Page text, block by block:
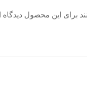
برای این محصول دیدگاه